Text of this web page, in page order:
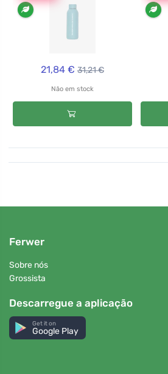
21,84 € 31,21 €
Não em stock
Ferwer
Sobre nós
Grossista
Descarregue a aplicação
Get it on
Google Play